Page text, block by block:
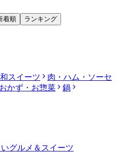
着順 ランキング
スイーツ
肉・ハム・ソーセ
おかず・お惣菜 鍋
グルメ＆スイーツ